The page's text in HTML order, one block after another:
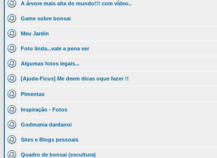
A árvore mais alta do mundo!!! com vídeo..
Game sobre bonsai
Meu Jardin
Foto linda...vale a pena ver
Algumas fotos legais...
[Ajuda-Ficus] Me deem dicas oque fazer !!
Pimentas
Inspiração - Fotos
Godmania dardanoi
Sites e Blogs pessoais
Quadro de bonsai (escultura)